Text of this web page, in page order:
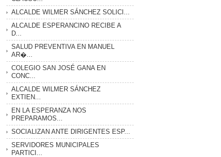
ALCALDE WILMER SÁNCHEZ SOLICI...
ALCALDE ESPERANCINO RECIBE A
D...
SALUD PREVENTIVA EN MANUEL
AR�...
COLEGIO SAN JOSÉ GANA EN
CONC...
ALCALDE WILMER SÁNCHEZ
EXTIEN...
EN LA ESPERANZA NOS
PREPARAMOS...
SOCIALIZAN ANTE DIRIGENTES ESP...
SERVIDORES MUNICIPALES
PARTICI...